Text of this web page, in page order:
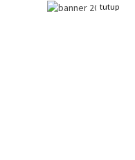
tutup